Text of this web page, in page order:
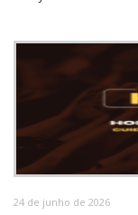
24 de junho de 2026